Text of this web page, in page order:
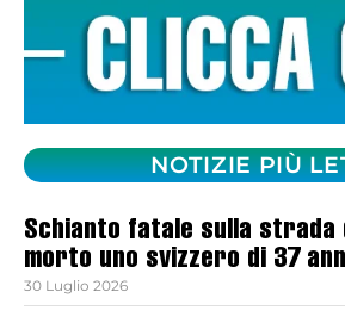
NOTIZIE PIÙ
Schianto fatale sulla strada
morto uno svizzero di 37
30 Luglio 2026